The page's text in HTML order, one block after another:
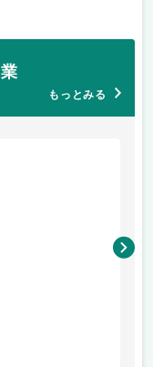
もっとみる
藤